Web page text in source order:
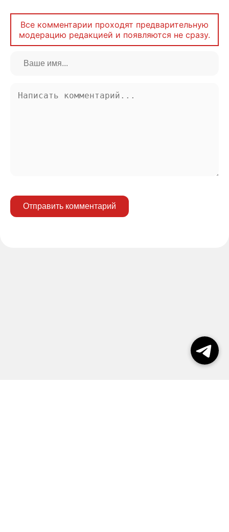
Все комментарии проходят предварительную
модерацию редакцией и появляются не сразу.
Отправить комментарий